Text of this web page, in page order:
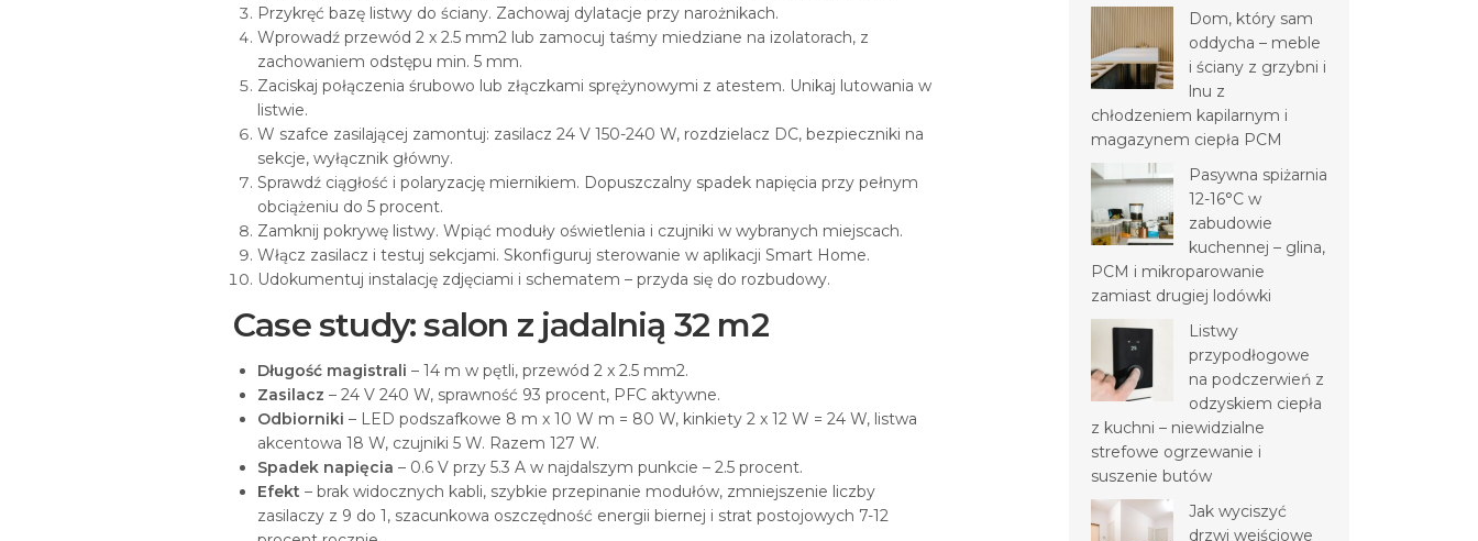
Przykręć bazę listwy do ściany. Zachowaj dylatacje przy narożnikach.
Wprowadź przewód 2 x 2.5 mm2 lub zamocuj taśmy miedziane na izolatorach, z
zachowaniem odstępu min. 5 mm.
Zaciskaj połączenia śrubowo lub złączkami sprężynowymi z atestem. Unikaj lutowania w
listwie.
W szafce zasilającej zamontuj: zasilacz 24 V 150-240 W, rozdzielacz DC, bezpieczniki na
sekcje, wyłącznik główny.
Sprawdź ciągłość i polaryzację miernikiem. Dopuszczalny spadek napięcia przy pełnym
obciążeniu do 5 procent.
Zamknij pokrywę listwy. Wpiąć moduły oświetlenia i czujniki w wybranych miejscach.
Włącz zasilacz i testuj sekcjami. Skonfiguruj sterowanie w aplikacji Smart Home.
Udokumentuj instalację zdjęciami i schematem – przyda się do rozbudowy.
Case study: salon z jadalnią 32 m2
Długość magistrali – 14 m w pętli, przewód 2 x 2.5 mm2.
Zasilacz – 24 V 240 W, sprawność 93 procent, PFC aktywne.
Odbiorniki – LED podszafkowe 8 m x 10 W m = 80 W, kinkiety 2 x 12 W = 24 W, listwa
akcentowa 18 W, czujniki 5 W. Razem 127 W.
Spadek napięcia – 0.6 V przy 5.3 A w najdalszym punkcie – 2.5 procent.
Efekt – brak widocznych kabli, szybkie przepinanie modułów, zmniejszenie liczby
zasilaczy z 9 do 1, szacunkowa oszczędność energii biernej i strat postojowych 7-12
Dom, który sam
oddycha – meble
i ściany z grzybni i
lnu z
chłodzeniem kapilarnym i
magazynem ciepła PCM
Pasywna spiżarnia
12-16°C w
zabudowie
kuchennej – glina,
PCM i mikroparowanie
zamiast drugiej lodówki
Listwy
przypodłogowe
na podczerwień z
odzyskiem ciepła
z kuchni – niewidzialne
strefowe ogrzewanie i
suszenie butów
Jak wyciszyć
drzwi wejściowe